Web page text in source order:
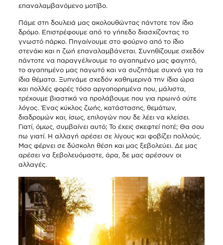
επαναλαμβανόμενο μοτίβο.
Πάμε στη δουλειά μας ακολουθώντας πάντοτε τον ίδιο
δρόμο. Επιστρέφουμε από το γήπεδο διασχίζοντας το
γνωστό πάρκο. Πηγαίνουμε στο φούρνο από το ίδιο
στενάκι και η ζωή επαναλαμβάνεται. Συνηθίζουμε σχεδόν
πάντοτε να παραγγέλνουμε το αγαπημένο μας φαγητό,
το αγαπημένο μας παγωτό και να συζητάμε συχνά για τα
ίδια θέματα. Ξυπνάμε σχεδόν καθημερινά την ίδια ώρα
και πολλές φορές τόσο αργοπορημένα που, μάλιστα,
τρέχουμε βιαστικά να προλάβουμε που για πρωινό ούτε
λόγος. Ένας κύκλος ζωής, κατάστασης, θεμάτων,
διαδρομών και, ίσως, επιλογών που δε λέει να κλείσει.
Γιατί, όμως, συμβαίνει αυτό; Το έχεις σκεφτεί ποτέ; Θα σου
πω γιατί. Η αλλαγή αρέσει σε λίγους και φοβίζει πολλούς.
Μας φέρνει σε δύσκολη θέση και μας ξεβολεύει. Δε μας
αρέσει να ξεβολευόμαστε, άρα, δε μας αρέσουν οι
αλλαγές.